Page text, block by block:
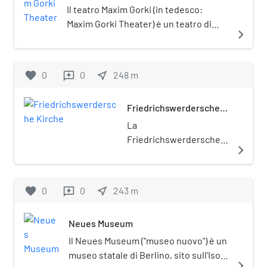
città di Taranto.
duomo.
Il teatro Maxim Gorki (in tedesco:
Maxim Gorki Theater) è un teatro di
dallo scrittore russo, Maxim Gorky. Nel
Wowereit ha nominato Langermin
navigate_next
favorite 0 reviews 0 near_me 248 m
Friedrichswerdersche
La
Friedrichswerdersche
Friedrichswerder") è
di Berlino, nel quartiere
tutela monumentale
(Denkmalschutz).
navigate_next
favorite 0 reviews 0 near_me 243 m
Neues Museum
Il Neues Museum ("museo nuovo") è un
museo statale di Berlino, sito sull'Isola